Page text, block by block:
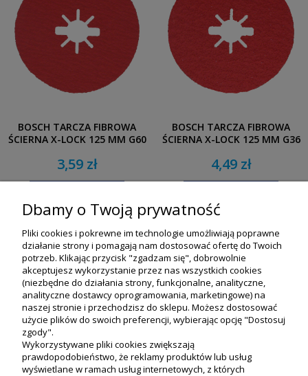
BOSCH TARCZA FIBROWA
ŚCIERNA X-LOCK 125 MM G60
3,59 zł
BOSCH TARCZA FIBROWA
ŚCIERNA X-LOCK 125 MM G36
4,49 zł
Dbamy o Twoją prywatność
Pliki cookies i pokrewne im technologie umożliwiają poprawne
działanie strony i pomagają nam dostosować ofertę do Twoich
potrzeb. Klikając przycisk "zgadzam się", dobrowolnie
akceptujesz wykorzystanie przez nas wszystkich cookies
(niezbędne do działania strony, funkcjonalne, analityczne,
analityczne dostawcy oprogramowania, marketingowe) na
naszej stronie i przechodzisz do sklepu. Możesz dostosować
użycie plików do swoich preferencji, wybierając opcję "Dostosuj
zgody".
Wykorzystywane pliki cookies zwiększają
prawdopodobieństwo, że reklamy produktów lub usług
wyświetlane w ramach usług internetowych, z których